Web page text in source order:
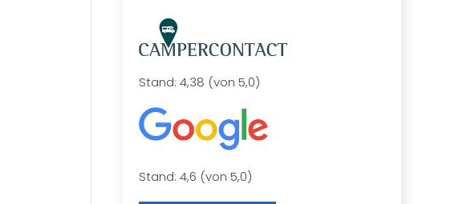
Stand: 4,38 (von 5,0)
Stand: 4,6 (von 5,0)